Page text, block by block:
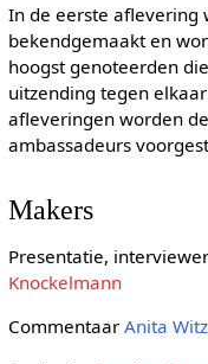
In de eerste aflevering
bekendgemaakt en
hoogst genoteerden
uitzending tegen
afleveringen worden
ambassadeurs
Makers
Presentatie, interviewer
Knockelmann
Commentaar Anita